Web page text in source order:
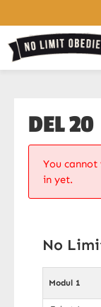
DEL 20
You
in yet.
No
Modul 1